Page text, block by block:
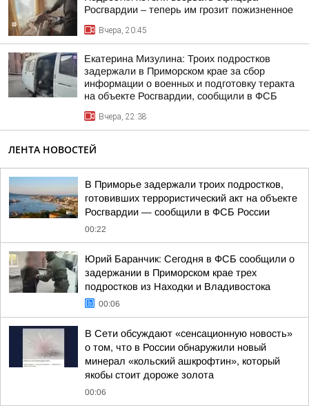
Росгвардии – теперь им грозит пожизненное
Вчера, 20:45
Екатерина Мизулина: Троих подростков
задержали в Приморском крае за сбор
информации о военных и подготовку теракта
на объекте Росгвардии, сообщили в ФСБ
Вчера, 22:38
ЛЕНТА НОВОСТЕЙ
В Приморье задержали троих подростков,
готовивших террористический акт на объекте
Росгвардии — сообщили в ФСБ России
00:22
Юрий Баранчик: Сегодня в ФСБ сообщили о
задержании в Приморском крае трех
подростков из Находки и Владивостока
00:06
В Сети обсуждают «сенсационную новость»
о том, что в России обнаружили новый
минерал «кольский ашкрофтин», который
якобы стоит дороже золота
00:06